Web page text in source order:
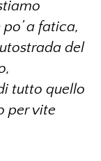
a fatica,
del
tutto quello
per vite